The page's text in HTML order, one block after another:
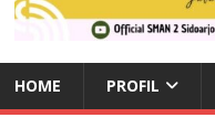
HOME PROFIL